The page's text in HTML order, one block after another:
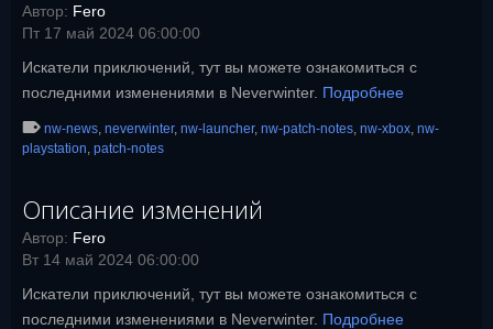
Автор: Fero
Пт 17 май 2024 06:00:00
Искатели приключений, тут вы можете ознакомиться с
последними изменениями в Neverwinter. Подробнее
nw-news, neverwinter, nw-launcher, nw-patch-notes, nw-xbox, nw-
playstation, patch-notes
Описание изменений
Автор: Fero
Вт 14 май 2024 06:00:00
Искатели приключений, тут вы можете ознакомиться с
последними изменениями в Neverwinter. Подробнее